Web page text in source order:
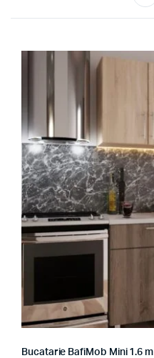
Bucatarie BafiMob Mini 1.6 m